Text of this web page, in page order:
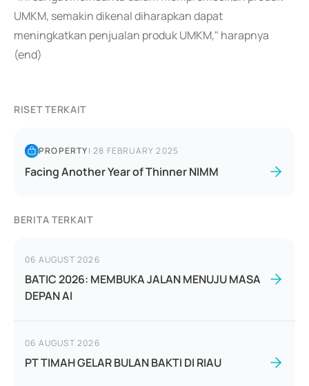
UMKM, semakin dikenal diharapkan dapat
meningkatkan penjualan produk UMKM," harapnya
(end)
RISET TERKAIT
PROPERTY|28 FEBRUARY 2025
Facing Another Year of Thinner NIMM
BERITA TERKAIT
06 AUGUST 2026
BATIC 2026: MEMBUKA JALAN MENUJU MASA
DEPAN AI
06 AUGUST 2026
PT TIMAH GELAR BULAN BAKTI DI RIAU